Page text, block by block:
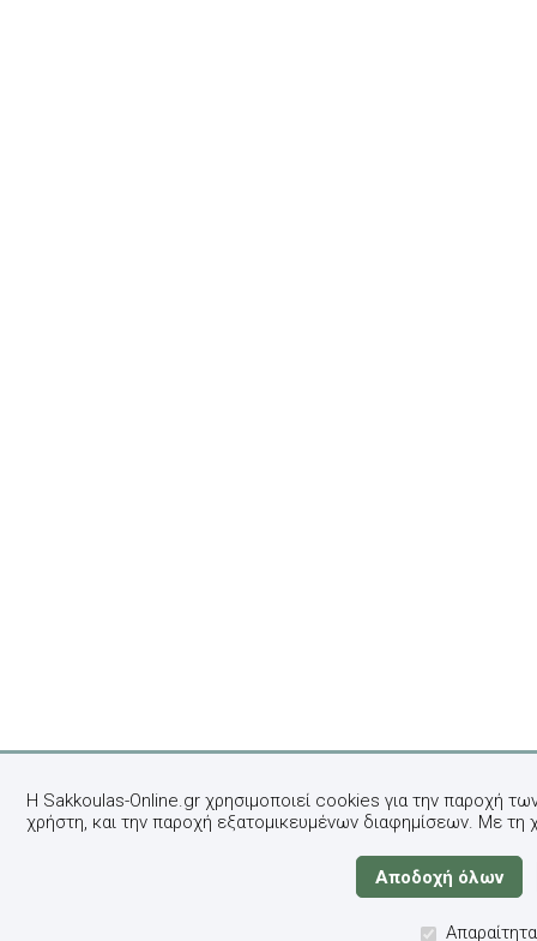
Η Sakkoulas-Online.gr χρησιμοποιεί cookies για την παροχή
χρήστη, και την παροχή εξατομικευμένων διαφημίσεων. Με